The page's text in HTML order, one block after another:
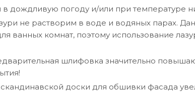
дождливую погоду и/или при температуре
не растворим в воде и водяных парах.
ванных комнат, поэтому использование
шлифовка значительно
доски для обшивки фасада